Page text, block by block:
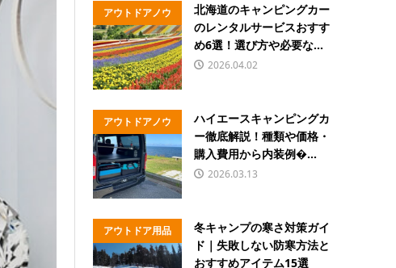
アウトドアノウ
ハウ
北海道のキャンピングカー
のレンタルサービスおすす
め6選！選び方や必要な...
2026.04.02
アウトドアノウ
ハウ
ハイエースキャンピングカ
ー徹底解説！種類や価格・
購入費用から内装例�...
2026.03.13
アウトドア用品
冬キャンプの寒さ対策ガイ
ド｜失敗しない防寒方法と
おすすめアイテム15選